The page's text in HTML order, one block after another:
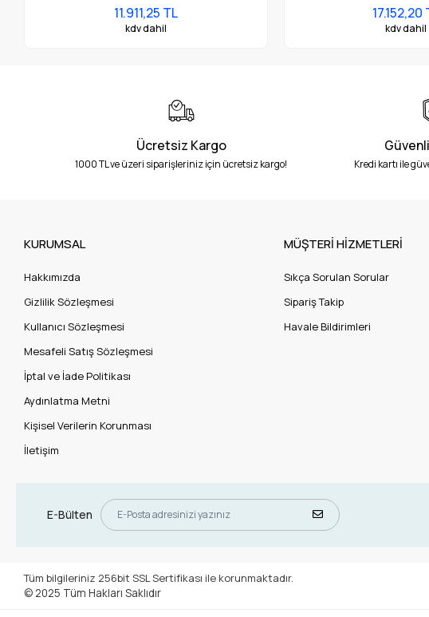
11.911,25 TL
kdv dahil
17.152,20
kdv dahil
Ücretsiz Kargo
1000 TL ve üzeri siparişleriniz için ücretsiz kargo! Kredi kartı ile
KURUMSAL
Hakkımızda
Gizlilik Sözleşmesi
Kullanıcı Sözleşmesi
Mesafeli Satış Sözleşmesi
İptal ve İade Politikası
Aydınlatma Metni
Kişisel Verilerin Korunması
İletişim
MÜŞTERİ HİZMETLERİ
Sıkça Sorulan Sorular
Sipariş Takip
Havale Bildirimleri
E-Bülten
Tüm bilgileriniz 256bit SSL Sertifikası ile korunmaktadır.
© 2025 Tüm Hakları Saklıdır